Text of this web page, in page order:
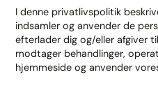
I denne privatlivspolitik
indsamler og anvender de
efterlader dig og/eller afgiver
modtager behandlinger,
hjemmeside og anvender